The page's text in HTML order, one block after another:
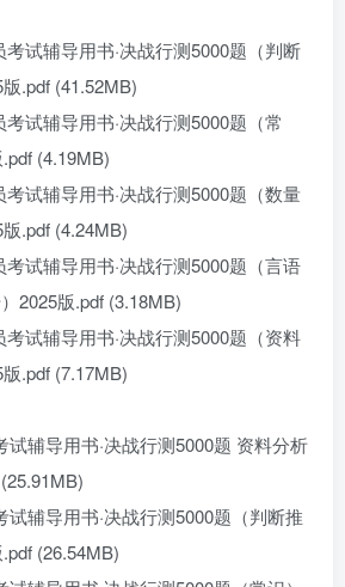
试辅导用书·决战行测5000题（判断
.pdf (41.52MB)
试辅导用书·决战行测5000题（常
(4.19MB)
试辅导用书·决战行测5000题（数量
.pdf (4.24MB)
试辅导用书·决战行测5000题（言语
2025版.pdf (3.18MB)
试辅导用书·决战行测5000题（资料
.pdf (7.17MB)
试辅导用书·决战行测5000题 资料分析
试辅导用书·决战行测5000题（判断推
(26.54MB)